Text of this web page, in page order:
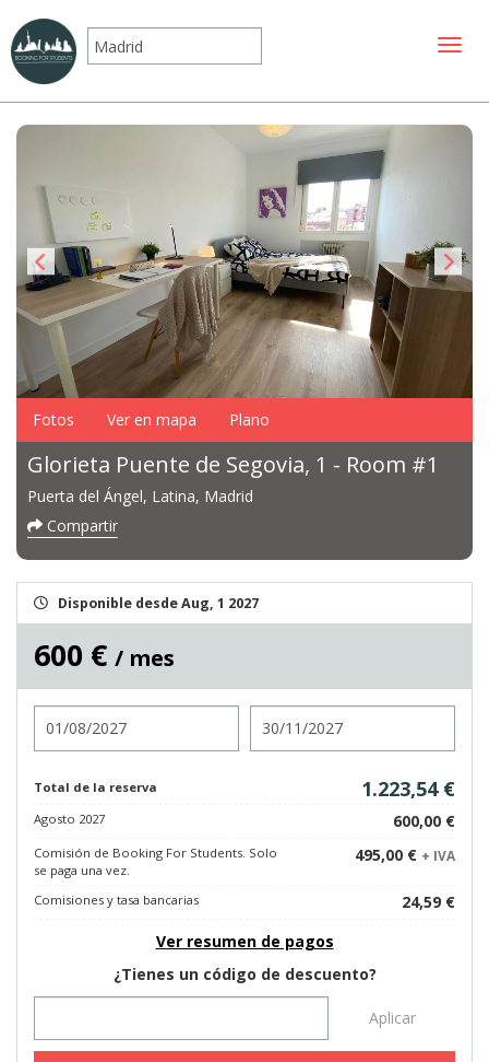
Fotos Ver en mapa Plano
Glorieta Puente de Segovia, 1 - Room #1
Puerta del Ángel, Latina, Madrid
Compartir
Disponible desde Aug, 1 2027
600 € / mes
Total de la reserva 1.223,54 €
Agosto 2027 600,00 €
Comisión de Booking For Students. Solo
se paga una vez.
495,00 € + IVA
Comisiones y tasa bancarias
24,59 €
Ver resumen de pagos
¿Tienes un código de descuento?
Aplicar